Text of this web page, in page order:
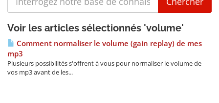
Voir les articles sélectionnés 'volume'
Comment normaliser le volume (gain replay) de mes
mp3
Plusieurs possibilités s'offrent à vous pour normaliser le volume de
vos mp3 avant de les...